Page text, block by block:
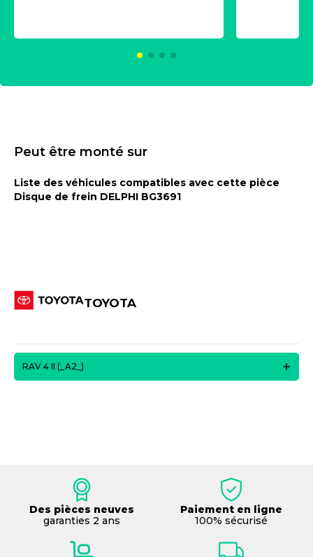
Peut être monté sur
Liste des véhicules compatibles avec cette pièce
Disque de frein DELPHI BG3691
TOYOTA
RAV 4 II (_A2_)
Des pièces neuves
garanties 2 ans
Paiement en ligne
100% sécurisé